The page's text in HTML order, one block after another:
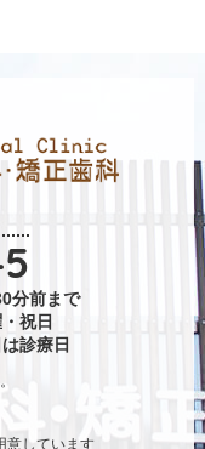
分前まで
祝日
診療日
意しています